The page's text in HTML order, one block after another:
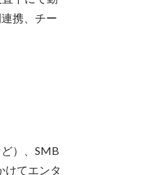
携、チー
）、SMB
けてエンタ